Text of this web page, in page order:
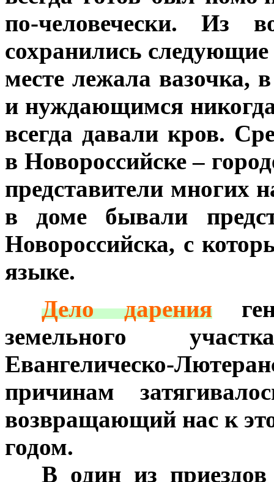
по-человечески. Из
сохранились
месте лежала вазочка,
и нуждающимся
всегда давали кров.
в Новороссийске –
представители многих
в доме бывали
Новороссийска, с
языке.
Дело дарения
земельного
Евангелическо-
причинам
возвращающий нас к
годом.
В один из